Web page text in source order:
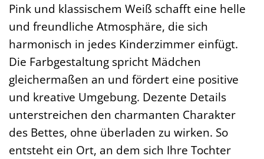
Pink und klassischem Weiß schafft eine helle
und freundliche Atmosphäre, die sich
harmonisch in jedes Kinderzimmer einfügt.
Die Farbgestaltung spricht Mädchen
gleichermaßen an und fördert eine positive
und kreative Umgebung. Dezente Details
unterstreichen den charmanten Charakter
des Bettes, ohne überladen zu wirken. So
entsteht ein Ort, an dem sich Ihre Tochter